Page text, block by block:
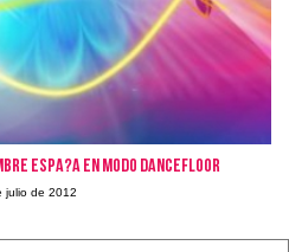
Espa?a en modo DANCEFLOOR
julio de 2012